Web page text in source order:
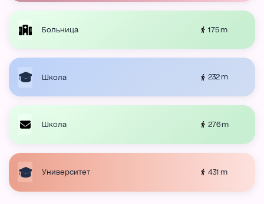
Больница 175 m
Школа 232 m
Школа 276 m
Университет 431 m